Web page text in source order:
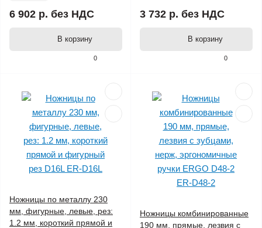
0
6 902 р. без НДС
В корзину
0
3 732 р. без НДС
В корзину
Ножницы по металлу 230
мм, фигурные, левые, рез:
1.2 мм, короткий прямой и
Ножницы комбинированные
190 мм, прямые, лезвия с